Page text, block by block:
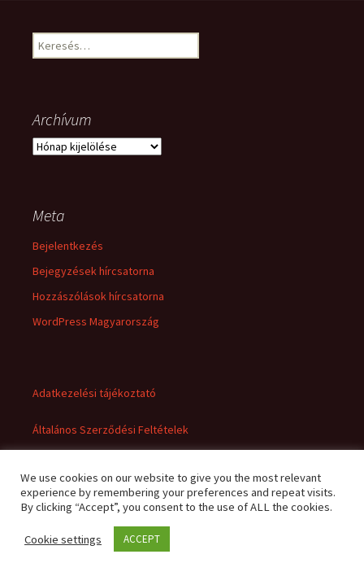
Keresés:
Archívum
Archívum
Meta
Bejelentkezés
Bejegyzések hírcsatorna
Hozzászólások hírcsatorna
WordPress Magyarország
Adatkezelési tájékoztató
Általános Szerződési Feltételek
Adatkezelési tájékoztató
We use cookies on our website to give you the most relevant
experience by remembering your preferences and repeat visits.
By clicking “Accept”, you consent to the use of ALL the cookies.
Cookie settings ACCEPT